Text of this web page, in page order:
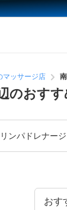
マッサージ店
のおす
ンパドレナージ